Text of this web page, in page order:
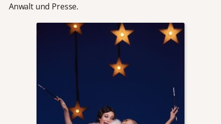
Anwalt und Presse.